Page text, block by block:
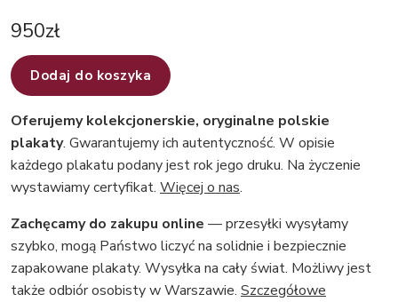
950zł
Dodaj do koszyka
Oferujemy kolekcjonerskie, oryginalne polskie
plakaty. Gwarantujemy ich autentyczność. W opisie
każdego plakatu podany jest rok jego druku. Na życzenie
wystawiamy certyfikat. Więcej o nas.
Zachęcamy do zakupu online — przesyłki wysyłamy
szybko, mogą Państwo liczyć na solidnie i bezpiecznie
zapakowane plakaty. Wysyłka na cały świat. Możliwy jest
także odbiór osobisty w Warszawie. Szczegółowe